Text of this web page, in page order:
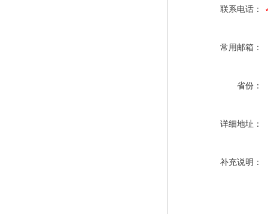
联系电话：
常用邮箱：
省份：
详细地址：
补充说明：